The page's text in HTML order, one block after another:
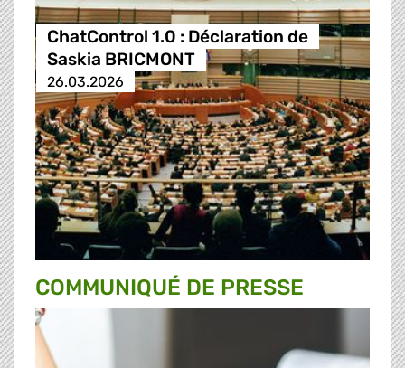
ChatControl 1.0 : Déclaration de
Saskia BRICMONT
26.03.2026
COMMUNIQUÉ DE PRESSE